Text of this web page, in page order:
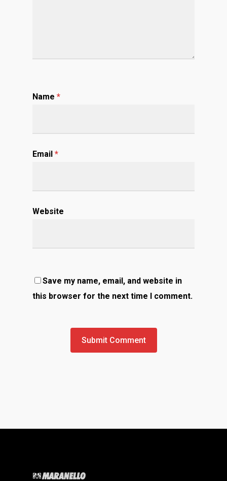
Name *
Email *
Website
Save my name, email, and website in
this browser for the next time I comment.